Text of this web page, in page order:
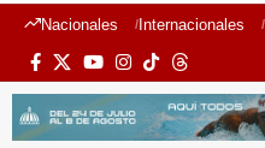
Nacionales Internacionales